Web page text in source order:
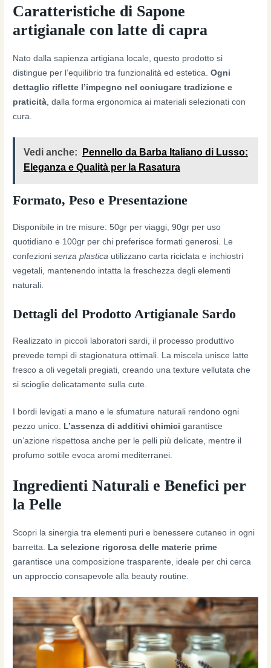
Caratteristiche di Sapone
artigianale con latte di capra
Nato dalla sapienza artigiana locale, questo prodotto si
distingue per l’equilibrio tra funzionalità ed estetica.Ogni
dettaglio riflette l’impegno nel coniugare tradizione e
praticità , dalla forma ergonomica ai materiali selezionati con
cura.
Vedi anche:
Pennello da Barba Italiano di Lusso:
Eleganza e Qualità per la Rasatura
Formato, Peso e Presentazione
Disponibile in tre misure: 50gr per viaggi, 90gr per uso
quotidiano e 100gr per chi preferisce formati generosi. Le
confezionisenza plastica utilizzano carta riciclata e inchiostri
vegetali, mantenendo intatta la freschezza degli elementi
naturali.
Dettagli del Prodotto Artigianale Sardo
Realizzato in piccoli laboratori sardi, il processo produttivo
prevede tempi di stagionatura ottimali. La miscela unisce latte
fresco a oli vegetali pregiati, creando una texture vellutata che
si scioglie delicatamente sulla cute.
I bordi levigati a mano e le sfumature naturali rendono ogni
pezzo unico. L’assenza di additivi chimici garantisce
un’azione rispettosa anche per le pelli più delicate, mentre il
profumo sottile evoca aromi mediterranei.
Ingredienti Naturali e Benefici per
la Pelle
Scopri la sinergia tra elementi puri e benessere cutaneo in ogni
barretta. La selezione rigorosa delle materie prime
garantisce una composizione trasparente, ideale per chi cerca
un approccio consapevole alla beauty routine.